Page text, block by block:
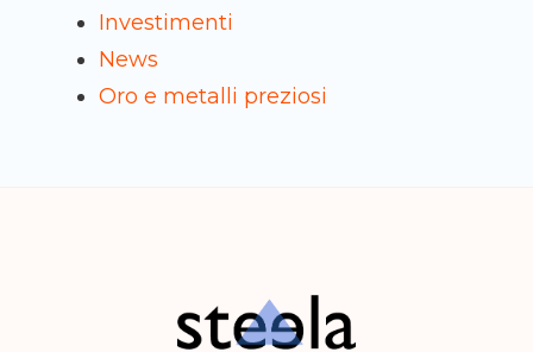
Investimenti
News
Oro e metalli preziosi